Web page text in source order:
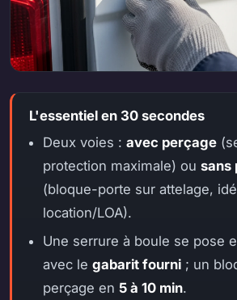
L'essentiel en 30 secondes
Deux voies :avec perçage
protection maximale) ousans
(bloque-porte sur attelage,
location/LOA).
Une serrure à boule se pose
avec legabarit fourni ; un
perçage en5 à 10 min.